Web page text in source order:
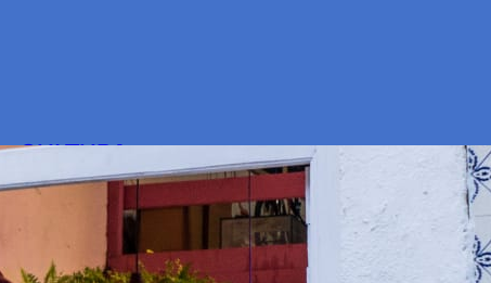
+CULTURA
Olinda recebe encontro latino-americano
Evento de abertura será realizado quarta (05/02), no